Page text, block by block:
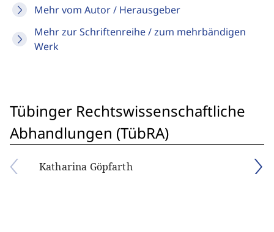
Mehr vom Autor / Herausgeber
Mehr zur Schriftenreihe / zum mehrbändigen
Werk
Tübinger Rechtswissenschaftliche
Abhandlungen (TübRA)
Katharina Göpfarth